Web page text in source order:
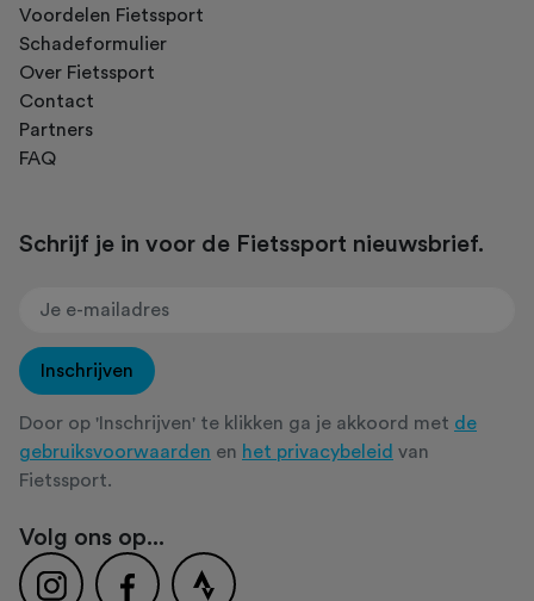
Voordelen Fietssport
Schadeformulier
Over Fietssport
Contact
Partners
FAQ
Schrijf je in voor de Fietssport nieuwsbrief.
Inschrijven
Door op 'Inschrijven' te klikken ga je akkoord met de
gebruiksvoorwaarden en het privacybeleid van
Fietssport.
Volg ons op...